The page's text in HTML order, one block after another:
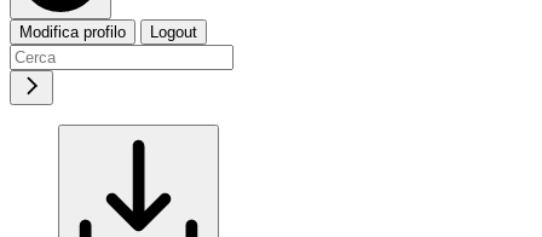
Modifica profilo Logout